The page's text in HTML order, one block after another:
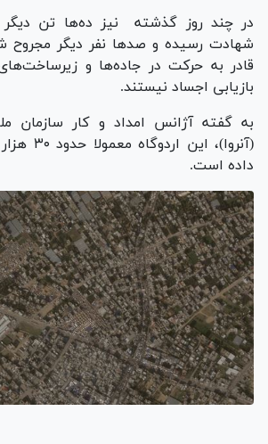
در چند روز گذشته نیز ده‌ها تن دیگر
شهادت رسیده و صد‌ها نفر دیگر مجروح
قادر به حرکت در جاده‌ها و
بازیابی اجساد نیستند.
به گفته آژانس امداد و کار سازمان
(آنروا)،
داده است.